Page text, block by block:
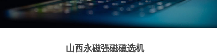
山西永磁强磁磁选机